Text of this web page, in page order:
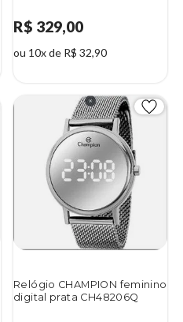
R$ 329,00
ou 10x de R$ 32,90
Relógio CHAMPION feminino
digital prata CH48206Q